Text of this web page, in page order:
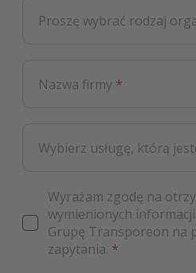
Proszę wybrać rodzaj
Nazwa firmy *
Wybierz usługę, którą
Wyrażam zgodę na
wymienionych
Grupę Transporeon na
zapytania. *